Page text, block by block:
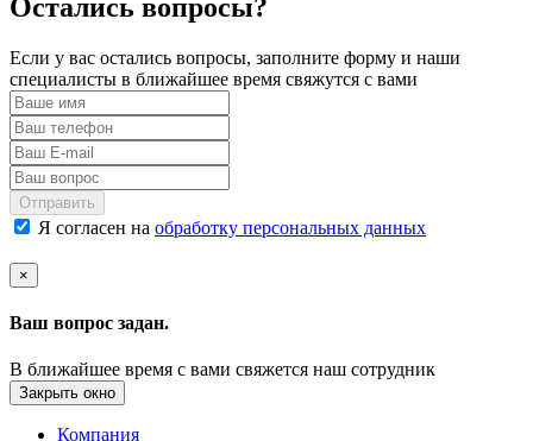
Остались вопросы?
Если у вас остались вопросы, заполните форму и наши
специалисты в ближайшее время свяжутся с вами
Отправить
Я согласен на обработку персональных данных
×
Ваш вопрос задан.
В ближайшее время с вами свяжется наш сотрудник
Закрыть окно
Компания